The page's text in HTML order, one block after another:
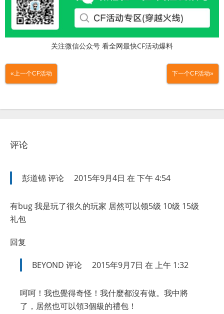
关注微信公众号 看全网最快CF活动爆料
«上一个CF活动 下一个CF活动»
评论
彭道锦评论 2015年9月4日 在 下午 4:54
有bug 我是玩了很久的玩家 居然可以领5级 10级 15级
礼包
回复
BEYOND 评论 2015年9月7日 在 上午 1:32
呵呵！我也覺得奇怪！我什麼都沒有做。我中將
了，居然也可以領3個級的禮包！